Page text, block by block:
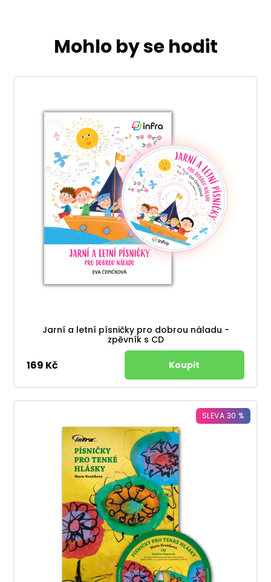
Mohlo by se hodit
Jarní a letní písničky pro dobrou náladu -
zpěvník s CD
169 Kč
SLEVA 30 %